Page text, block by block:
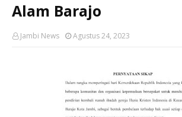
Alam Barajo
Jambi News Agustus 24, 2023